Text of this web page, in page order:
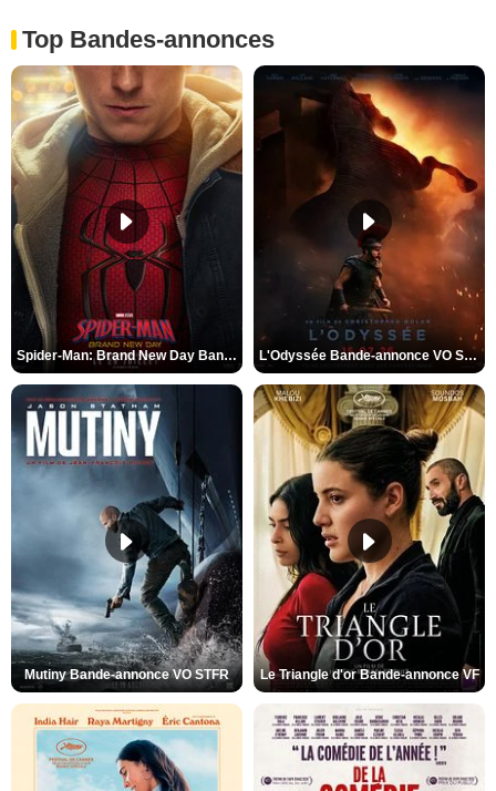
Top Bandes-annonces
Spider-Man: Brand New Day Bande-annonce VO STFR L'Odyssée Bande-annonce VO STFR
Mutiny Bande-annonce VO STFR Le Triangle d'or Bande-annonce VF